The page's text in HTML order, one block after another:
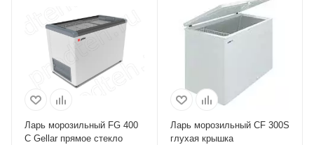
Ларь морозильный FG 400
C Gellar прямое стекло
Ларь морозильный CF 300S
глухая крышка